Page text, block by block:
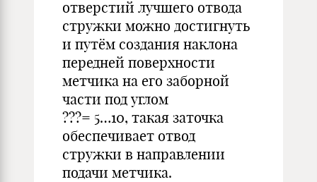
отверстий лучшего отвода
стружки можно достигнуть
и путём создания наклона
передней поверхности
метчика на его заборной
части под углом
???= 5…10, такая заточка
обеспечивает отвод
стружки в направлении
подачи метчика.